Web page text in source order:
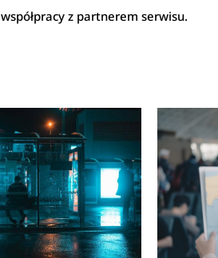
z partnerem serwisu.